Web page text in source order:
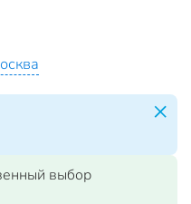
выбор